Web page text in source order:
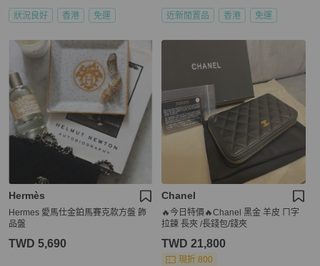
狀況良好 香港 免運 近新閒置品 香港 免運
Hermès
Hermes 愛馬仕金鉑馬賽克款方盤 飾
品盤
TWD 5,690
Chanel
🔥今日特價🔥Chanel 黑金 羊皮 ㄇ字
拉鍊 長夾 /長錢包/錢夾
TWD 21,800
現折 800